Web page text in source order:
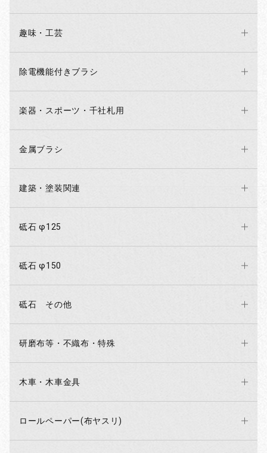
趣味・工芸
除電機能付きブラシ
楽器・スポーツ・千社札用
金属ブラシ
建築・塗装関連
砥石 φ125
砥石 φ150
砥石 その他
研磨布等・不織布・特殊
木車・木車金具
ロールペーパー(布ヤスリ)